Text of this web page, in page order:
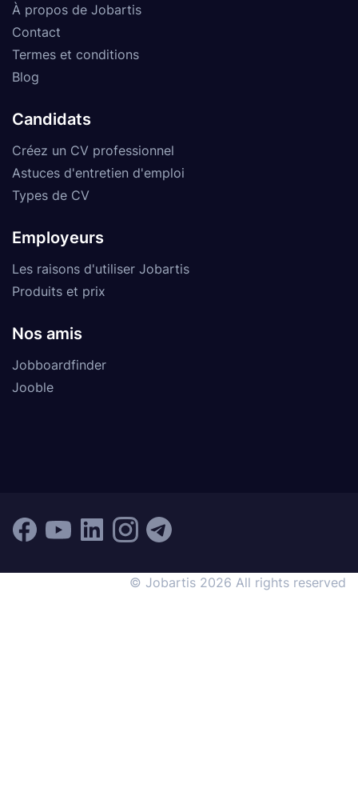
À propos de Jobartis
Contact
Termes et conditions
Blog
Candidats
Créez un CV professionnel
Astuces d'entretien d'emploi
Types de CV
Employeurs
Les raisons d'utiliser Jobartis
Produits et prix
Nos amis
Jobboardfinder
Jooble
© Jobartis 2026 All rights reserved